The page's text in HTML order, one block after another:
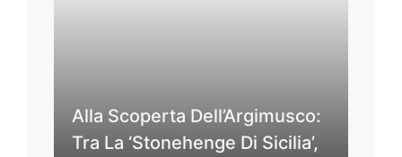
Alla Scoperta Dell’Argimusco:
Tra La ‘Stonehenge Di Sicilia’,